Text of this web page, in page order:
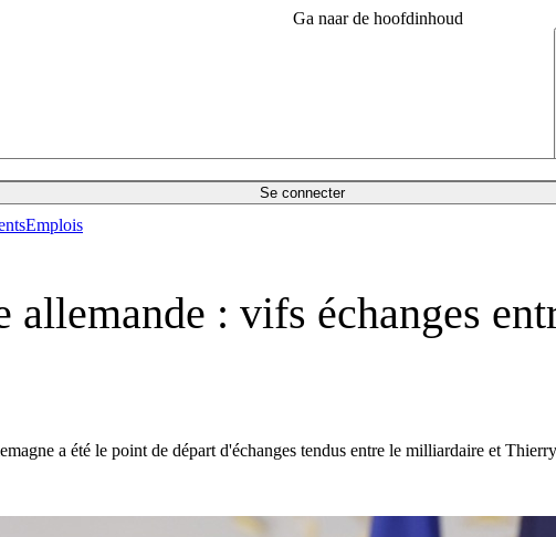
Ga naar de hoofdinhoud
Se connecter
Emplois
allemande : vifs échanges
a été le point de départ d'échanges tendus entre le milliardaire et